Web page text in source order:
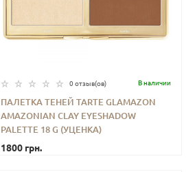
0 отзыв(ов) В наличии
ПАЛЕТКА ТЕНЕЙ TARTE GLAMAZON
AMAZONIAN CLAY EYESHADOW
PALETTE 18 G (УЦЕНКА)
1800 грн.
- +